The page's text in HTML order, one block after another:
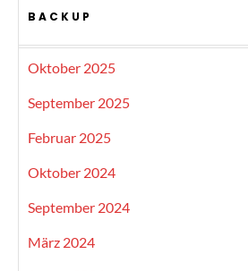
BACKUP
Oktober 2025
September 2025
Februar 2025
Oktober 2024
September 2024
März 2024